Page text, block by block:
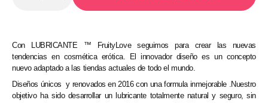
FRUITYLOVE
LUBRICANTE
GROSELLA
NEGRA
LIMA
50ML
cantidad
FRUITYLOVE
LUBRICANTE
GROSELLA
NEGRA
LIMA
50ML
Con LUBRICANTE ™ FruityLove seguimos para crear las nuevas
tendencias en cosmética erótica. El innovador diseño es un concepto
nuevo adaptado a las tiendas actuales de todo el mundo.
Diseños únicos y renovados en 2016 con una formula inmejorable .Nuestro
objetivo ha sido desarrollar un lubricante totalmente natural y seguro, sin